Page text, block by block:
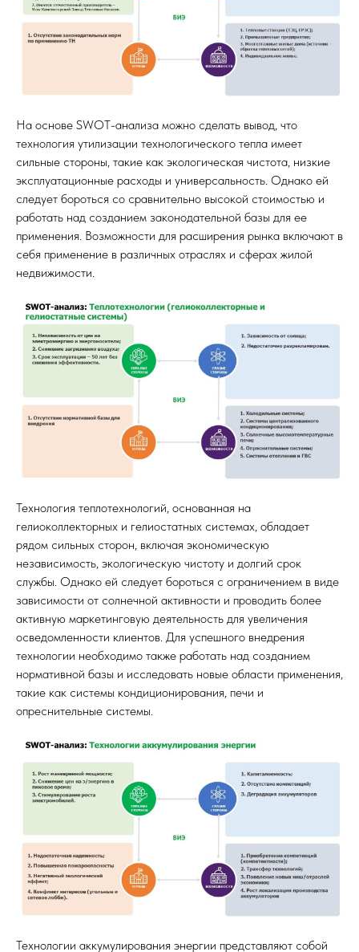
На основе SWOT-анализа можно сделать вывод, что
технология утилизации технологического тепла имеет
сильные стороны, такие как экологическая чистота, низкие
эксплуатационные расходы и универсальность. Однако ей
следует бороться со сравнительно высокой стоимостью и
работать над созданием законодательной базы для ее
применения. Возможности для расширения рынка включают в
себя применение в различных отраслях и сферах жилой
недвижимости.
Технология теплотехнологий, основанная на
гелиоколлекторных и гелиостатных системах, обладает
рядом сильных сторон, включая экономическую
независимость, экологическую чистоту и долгий срок
службы. Однако ей следует бороться с ограничением в виде
зависимости от солнечной активности и проводить более
активную маркетинговую деятельность для увеличения
осведомленности клиентов. Для успешного внедрения
технологии необходимо также работать над созданием
нормативной базы и исследовать новые области применения,
такие как системы кондиционирования, печи и
опреснительные системы.
Технологии аккумулирования энергии представляют собой